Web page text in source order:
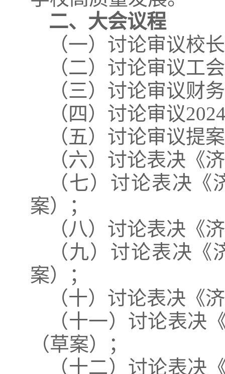
二、大会议程
（一）讨论审议校
（二）讨论审议工
（三）讨论审议财
（四）讨论审议
（五）讨论审议提
（六）讨论表决《
（七）讨论表决
案）；
（八）讨论表决《
（九）讨论表决
案）；
（十）讨论表决《
（十一）讨论表决
（草案）；
（十二）讨论表决